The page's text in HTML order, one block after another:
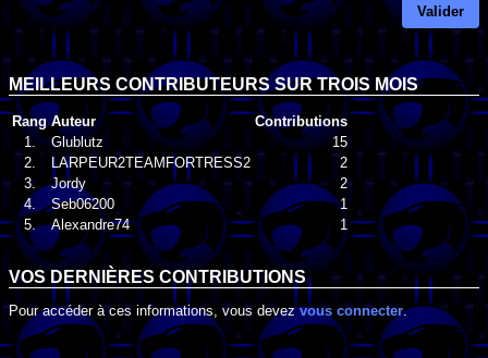
Valider
MEILLEURS CONTRIBUTEURS SUR TROIS MOIS
Rang Auteur
Contributions
1.
Glublutz
15
2.
LARPEUR2TEAMFORTRESS2
2
3.
Jordy
2
4.
Seb06200
1
5.
Alexandre74 1
VOS DERNIÈRES CONTRIBUTIONS
Pour accéder à ces informations, vous devezvous connecter.